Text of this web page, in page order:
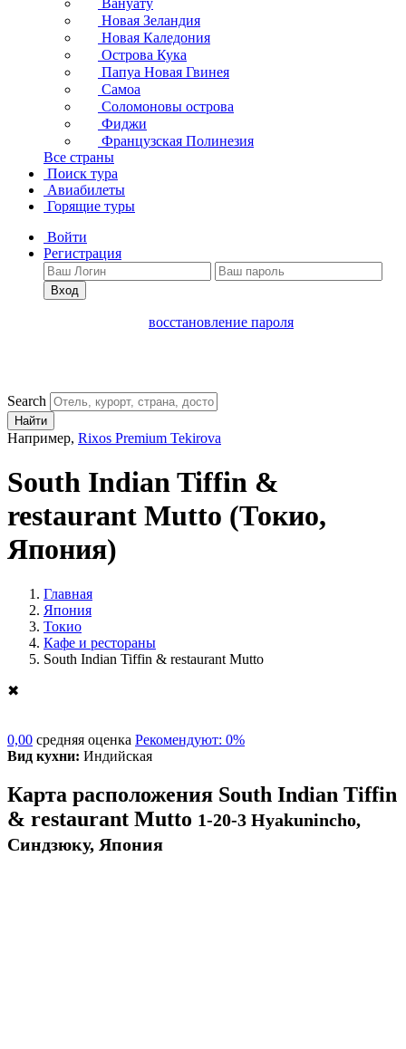
Вануату
Новая Зеландия
Новая Каледония
Острова Кука
Папуа Новая Гвинея
Самоа
Соломоновы острова
Фиджи
Французская Полинезия
Все страны
Поиск тура
Авиабилеты
Горящие туры
Войти
Регистрация
Вход
восстановление пароля
Search
Найти
Например, Rixos Premium Tekirova
South Indian Tiffin &
restaurant Mutto (Токио,
Япония)
Главная
Япония
Токио
Кафе и рестораны
South Indian Tiffin & restaurant Mutto
✖
0,00 средняя оценка Рекомендуют: 0%
Вид кухни: Индийская
Карта расположения South Indian Tiffin
& restaurant Mutto 1-20-3 Hyakunincho,
Синдзюку, Япония